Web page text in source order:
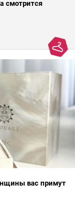
смотрится
вас примут